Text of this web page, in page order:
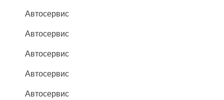
Автосервис
Автосервис
Автосервис
Автосервис
Автосервис